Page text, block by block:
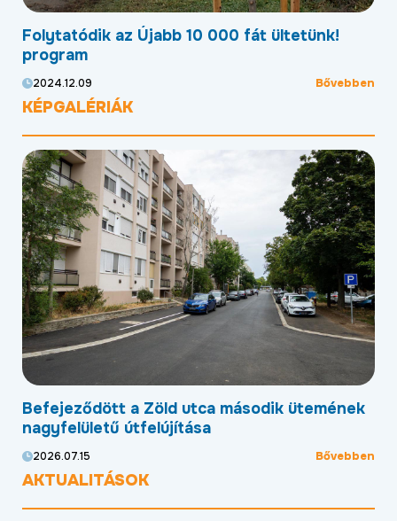
Folytatódik az Újabb 10 000 fát ültetünk!
program
2024.12.09 Bővebben
KÉPGALÉRIÁK
Befejeződött a Zöld utca második ütemének
nagyfelületű útfelújítása
2026.07.15 Bővebben
AKTUALITÁSOK